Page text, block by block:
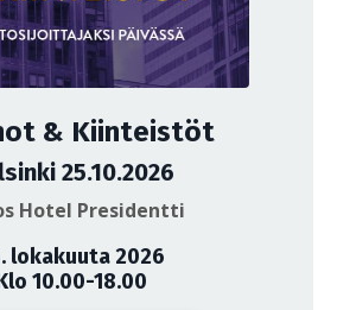
& Kiinteistöt
25.10.2026
Hotel Presidentti
lokakuuta 2026
10.00-18.00